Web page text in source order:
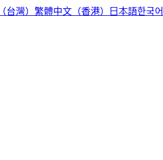
灣） 繁體中文（香港） 日本語한국어